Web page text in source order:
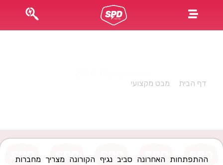
דף הבית
מבט מקצועי
ההתפתחות האחרונה סביב נגיף הקורונה מצריך מחברות